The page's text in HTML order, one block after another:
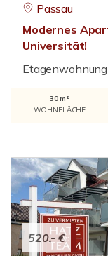
Passau
Modernes
Universität!
Etagenwohnung
30 m²
WOHNFLÄCHE
520,- €